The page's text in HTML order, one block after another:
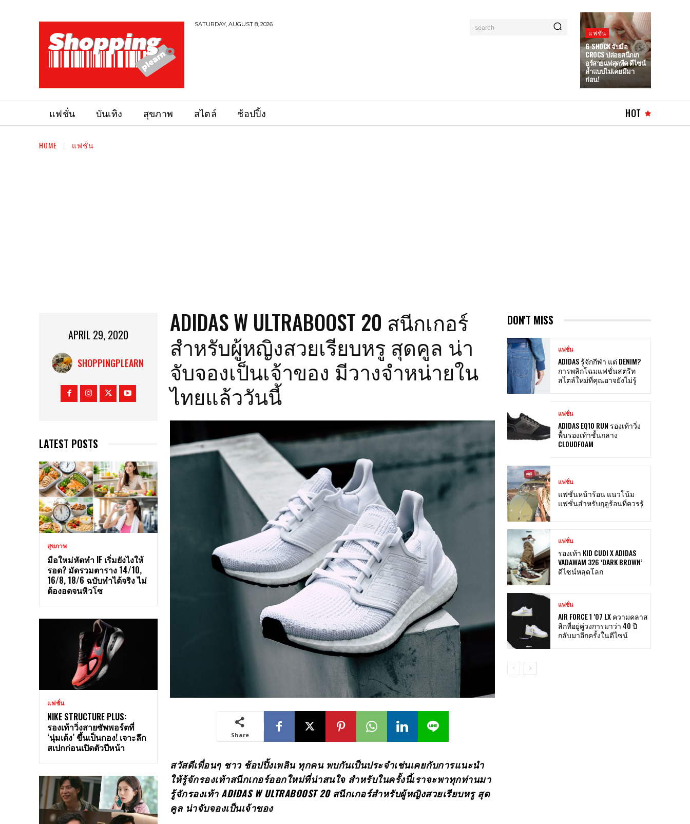
SATURDAY, AUGUST 8, 2026 search
แฟชั่น
G-SHOCK จับมือ
CROCS ปล่อยสนีกเก
อร์สายแฟสุดพีค ดีไซน์
ล้ำแบบไม่เคยมีมา
ก่อน!
แฟชั่น บันเทิง สุขภาพ สไตล์ ช้อปปิ้ง HOT
HOME แฟชั่น
APRIL 29, 2020
SHOPPINGPLEARN
LATEST POSTS
สุขภาพ
มือใหม่หัดทำ IF เริ่มยังไงให้
รอด? มัดรวมตาราง 14/10,
16/8, 18/6 ฉบับทำได้จริง ไม่
ต้องอดจนหิวโซ
แฟชั่น
NIKE STRUCTURE PLUS:
รองเท้าวิ่งสายซัพพอร์ตที่
‘นุ่มเด้ง’ ขึ้นเป็นกอง! เจาะลึก
สเปกก่อนเปิดตัวปีหน้า
ADIDAS W ULTRABOOST 20 สนีกเกอร์
สำหรับผู้หญิงสวยเรียบหรู สุดคูล น่า
จับจองเป็นเจ้าของ มีวางจำหน่ายใน
ไทยแล้ววันนี้
Share
สวัสดีเพื่อนๆ ชาว ช้อปปิ้งเพลิน ทุกคน พบกันเป็นประจำเช่นเคยกับการแนะนำ
ให้รู้จักรองเท้าสนีกเกอร์ออกใหม่ที่น่าสนใจ สำหรับในครั้งนี้เราจะพาทุกท่านมา
รู้จักรองเท้า ADIDAS W ULTRABOOST 20 สนีกเกอร์สำหรับผู้หญิงสวยเรียบหรู สุด
คูล น่าจับจองเป็นเจ้าของ
DON'T MISS
แฟชั่น
ADIDAS รู้จักกีฬา แต่ DENIM?
การพลิกโฉมแฟชั่นสตรีท
สไตล์ใหม่ที่คุณอาจยังไม่รู้
แฟชั่น
ADIDAS EQ10 RUN รองเท้าวิ่ง
พื้นรองเท้าชั้นกลาง
CLOUDFOAM
แฟชั่น
แฟชั่นหน้าร้อน แนวโน้ม
แฟชั่นสำหรับฤดูร้อนที่ควรรู้
แฟชั่น
รองเท้า KID CUDI X ADIDAS
VADAWAM 326 ‘DARK BROWN’
ดีไซน์หลุดโลก
แฟชั่น
AIR FORCE 1 ’07 LX ความคลาส
สิกที่อยู่คู่วงการมาว่า 40 ปี
กลับมาอีกครั้งในดีไซน์